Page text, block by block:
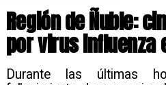
Región de Ñuble:
por virus influenza
Durante las últimas